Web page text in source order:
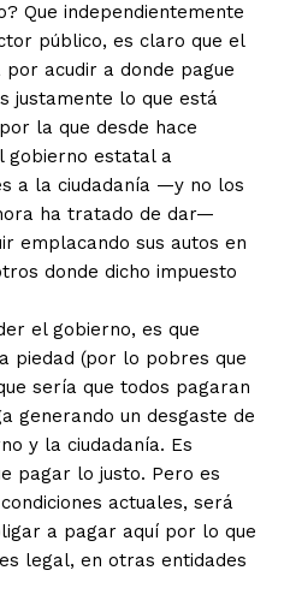
enlazadas
Que independientemente
público, es claro que el
acudir a donde pague
justamente lo que está
la que desde hace
gobierno estatal a
a la ciudadanía —y no los
ha tratado de dar—
emplacando sus autos en
donde dicho impuesto
el gobierno, es que
piedad (por lo pobres que
sería que todos pagaran
generando un desgaste de
y la ciudadanía. Es
pagar lo justo. Pero es
actuales, será
a pagar aquí por lo que
legal, en otras entidades